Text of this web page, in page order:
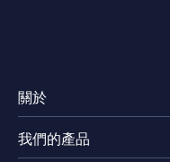
關於
認識 EaseUS
我們的產品